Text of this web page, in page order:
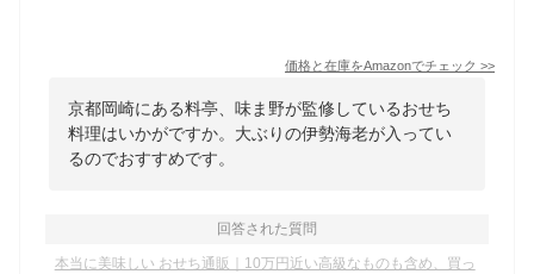
価格と在庫をAmazonでチェック >>
京都岡崎にある料亭、味ま野が監修しているおせち
料理はいかがですか。大ぶりの伊勢海老が入ってい
るのでおすすめです。
回答された質問
本当に美味しい おせち通販｜10万円近い高級なものも含め、買っ